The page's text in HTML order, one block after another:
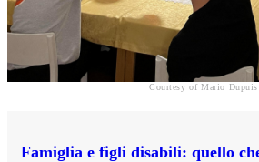
Courtesy of Mario Dupuis
Famiglia e figli disabili: quello